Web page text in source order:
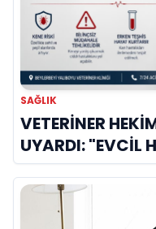
SAĞLIK
VETERİNER
UYARDI: "EVCİL
KAYNAKLI KAN
ZİRVE YAPIYOR!"